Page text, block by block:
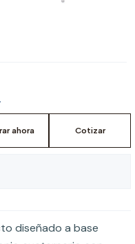
ahora Cotizar
diseñado a base